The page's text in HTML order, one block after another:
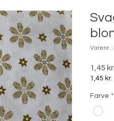
Varenr.:
1,45 kr.
1,45 kr.
pr.
1
Farve *